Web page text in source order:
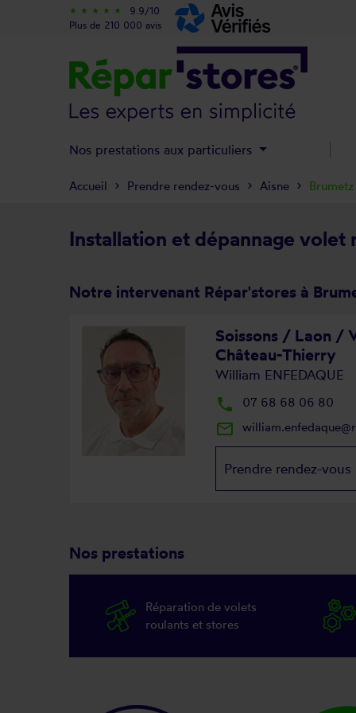
Installation et dépannage volet
Notre intervenant Répar'stores à
Soissons / Laon /
Château-Thierry
William ENFEDAQUE
local_phone 07 68 68 06 80
mail_outline
Prendre rendez-vous
Nos prestations
Réparation de volets
roulants et stores
Accueil Prendre rendez-vous Aisne Brumetz
star_rate star_rate star_rate star_rate star_rate
9.9/10
Plus de 210 000 avis
Nos prestations aux particuliers